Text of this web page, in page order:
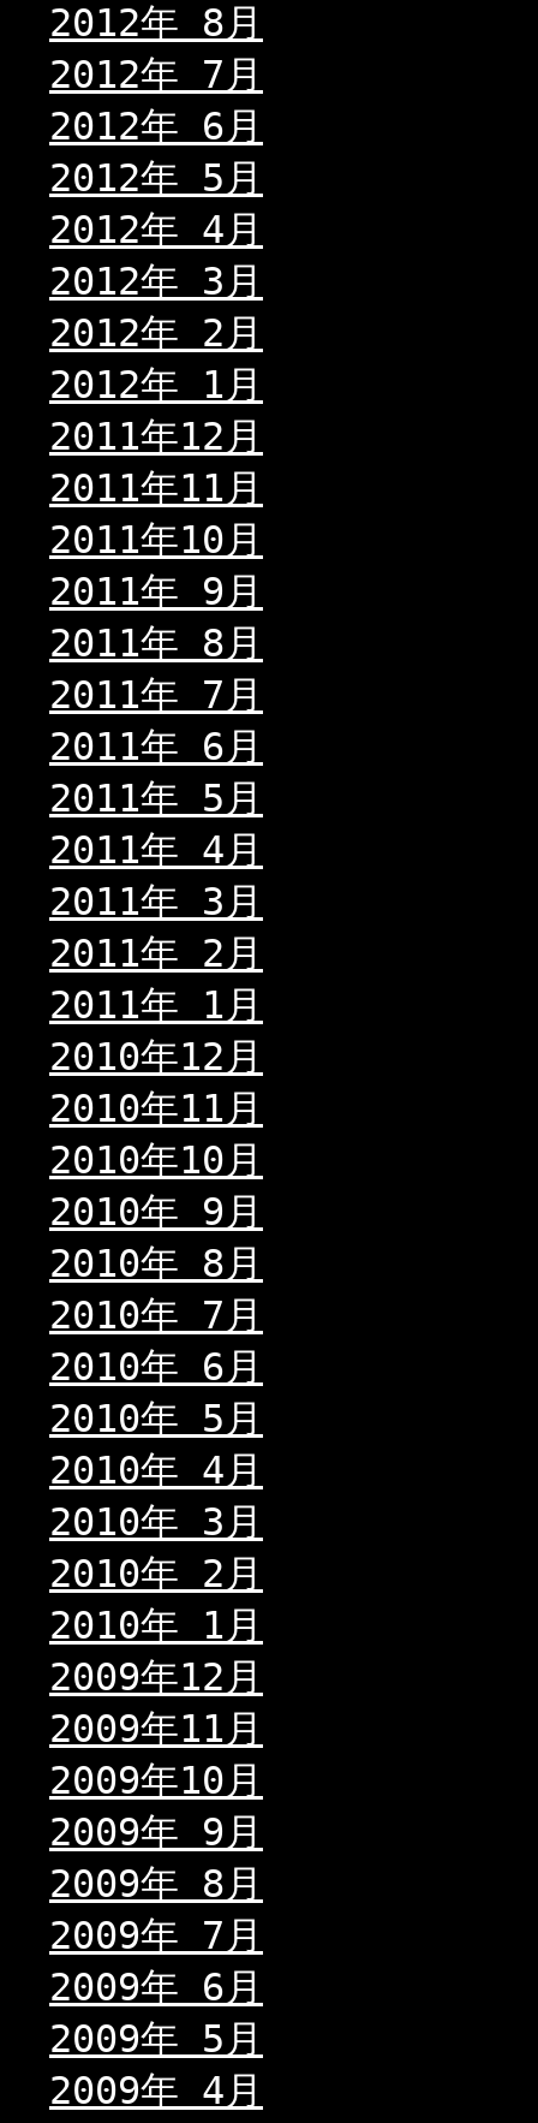
2012年 8月
2012年 7月
2012年 6月
2012年 5月
2012年 4月
2012年 3月
2012年 2月
2012年 1月
2011年12月
2011年11月
2011年10月
2011年 9月
2011年 8月
2011年 7月
2011年 6月
2011年 5月
2011年 4月
2011年 3月
2011年 2月
2011年 1月
2010年12月
2010年11月
2010年10月
2010年 9月
2010年 8月
2010年 7月
2010年 6月
2010年 5月
2010年 4月
2010年 3月
2010年 2月
2010年 1月
2009年12月
2009年11月
2009年10月
2009年 9月
2009年 8月
2009年 7月
2009年 6月
2009年 5月
2009年 4月